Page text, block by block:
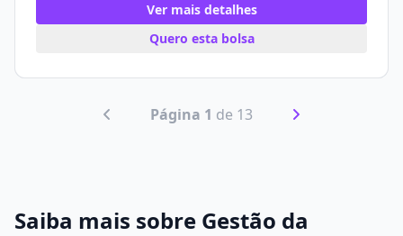
Ver mais detalhes
Quero esta bolsa
Página 1 de 13
Saiba mais sobre Gestão da